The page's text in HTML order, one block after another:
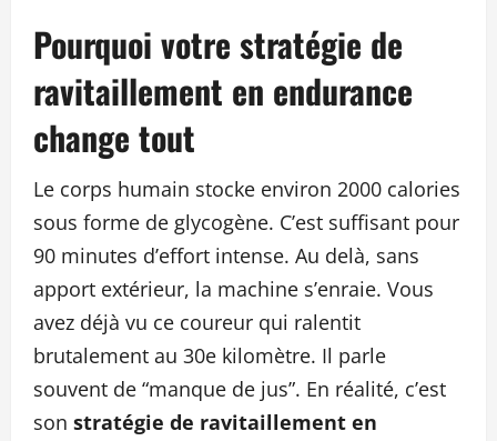
Pourquoi votre stratégie de
ravitaillement en endurance
change tout
Le corps humain stocke environ 2000 calories
sous forme de glycogène. C’est suffisant pour
90 minutes d’effort intense. Au delà, sans
apport extérieur, la machine s’enraie. Vous
avez déjà vu ce coureur qui ralentit
brutalement au 30e kilomètre. Il parle
souvent de “manque de jus”. En réalité, c’est
son stratégie de ravitaillement en